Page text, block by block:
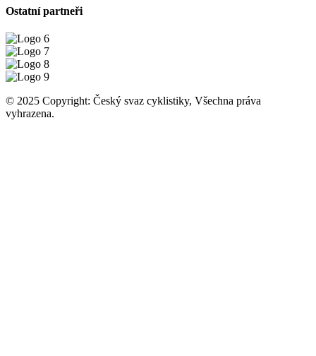
Ostatní partneři
© 2025 Copyright: Český svaz cyklistiky, Všechna práva
vyhrazena.